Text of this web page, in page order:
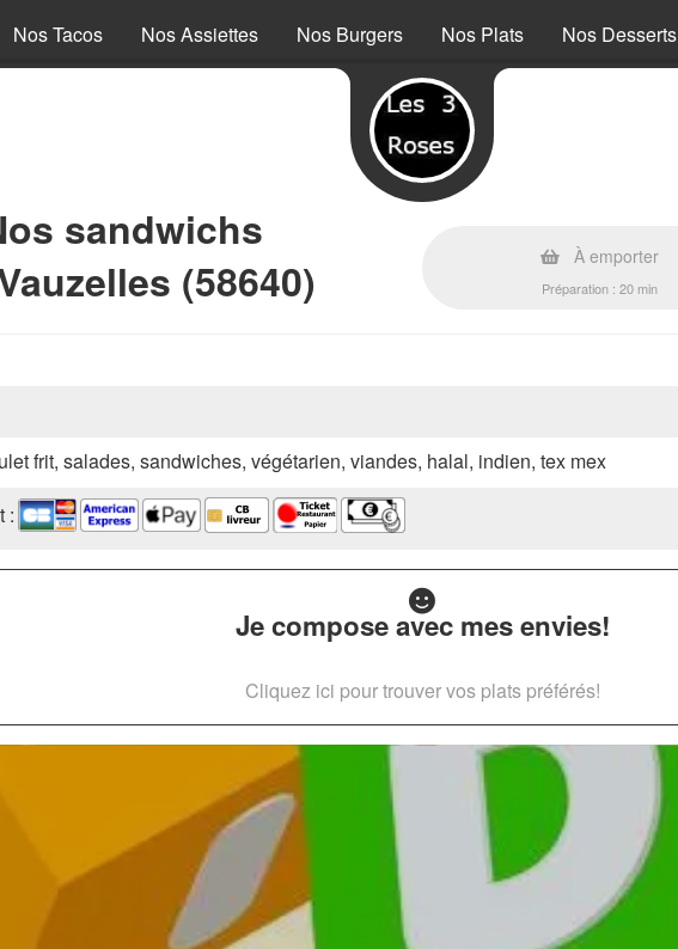
Nos Tacos Nos Assiettes Nos Burgers Nos Plats Nos Desserts
sandwichs
(58640)
À emporter
Préparation : 20 min
frit, salades, sandwiches, végétarien, viandes, halal, indien, tex mex
:
Je compose avec mes envies!
Cliquez ici pour trouver vos plats préférés!